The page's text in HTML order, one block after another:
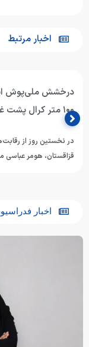
اخبار مرتبط
درخشش ملی‌پوش
۱۰۰ متر کرال پشت غرب آسیا شد
قزاقستان، هومر
اخبار